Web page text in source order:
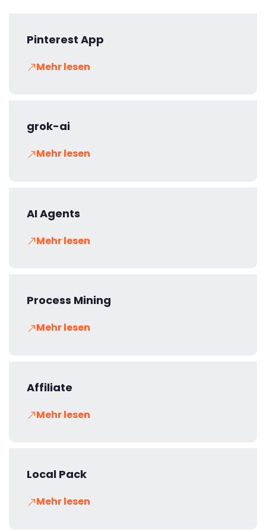
Pinterest App
Mehr lesen
grok-ai
Mehr lesen
AI Agents
Mehr lesen
Process Mining
Mehr lesen
Affiliate
Mehr lesen
Local Pack
Mehr lesen